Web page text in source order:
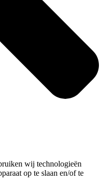
wij technologieën
op te slaan en/of te